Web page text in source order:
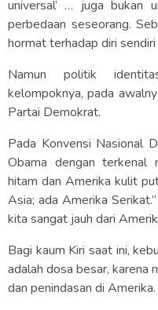
universal’ … juga bukan
perbedaan seseorang.
hormat terhadap diri
Namun politik
kelompoknya, pada
Partai Demokrat.
Pada Konvensi Nasional
Obama dengan terkenal
hitam dan Amerika kulit
Asia; ada Amerika
kita sangat jauh dari
Bagi kaum Kiri saat ini,
adalah dosa besar, karena
dan penindasan di Amerika.